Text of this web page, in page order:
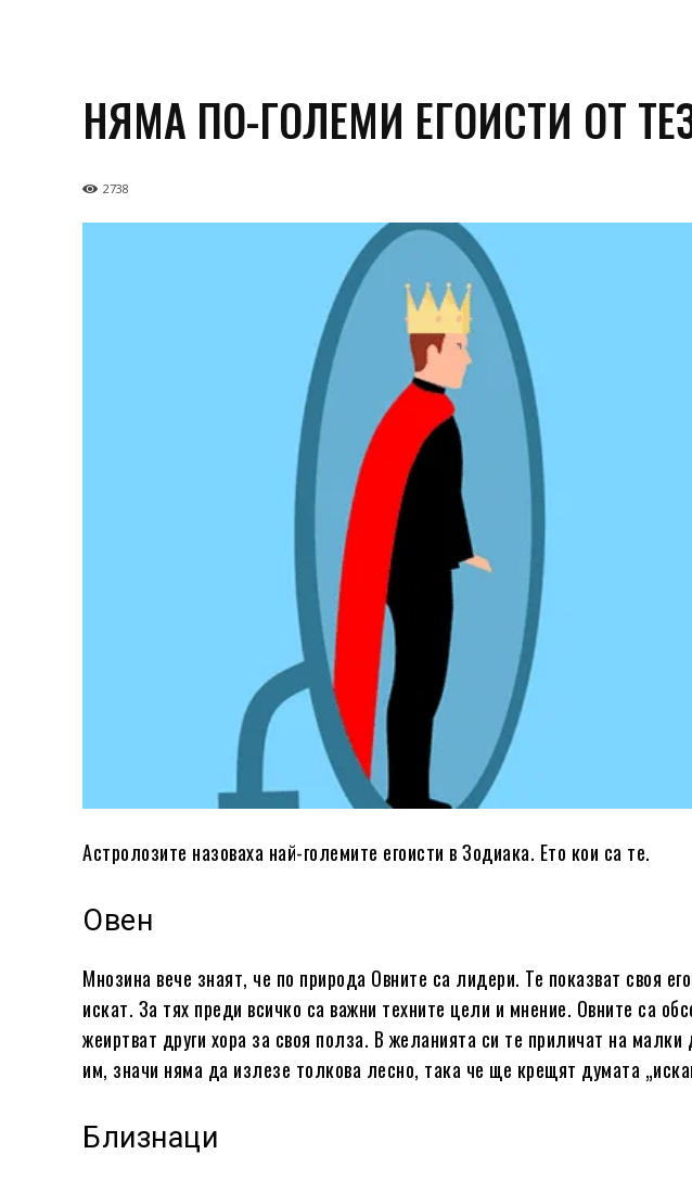
НЯМА ПО-ГОЛЕМИ ЕГОИСТИ ОТ
2738
Астролозите назоваха най-големите егоисти в Зодиака. Ето кои са те.
Овен
Мнозина вече знаят, че по природа Овните са лидери. Те показват своя
искат. За тях преди всичко са важни техните цели и мнение. Овните са
жеиртват други хора за своя полза. В желанията си те приличат на
им, значи няма да излезе толкова лесно, така че ще крещят думата
Близнаци